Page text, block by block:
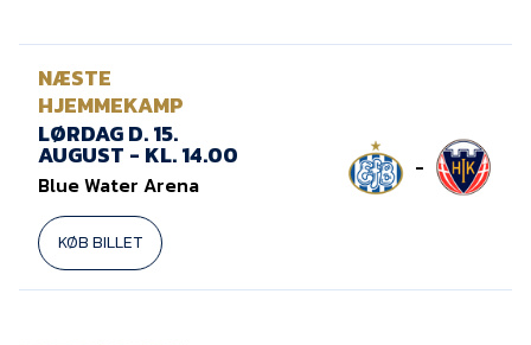
NÆSTE
HJEMMEKAMP
LØRDAG D. 15.
AUGUST - KL. 14.00
Blue Water Arena
KØB BILLET
-